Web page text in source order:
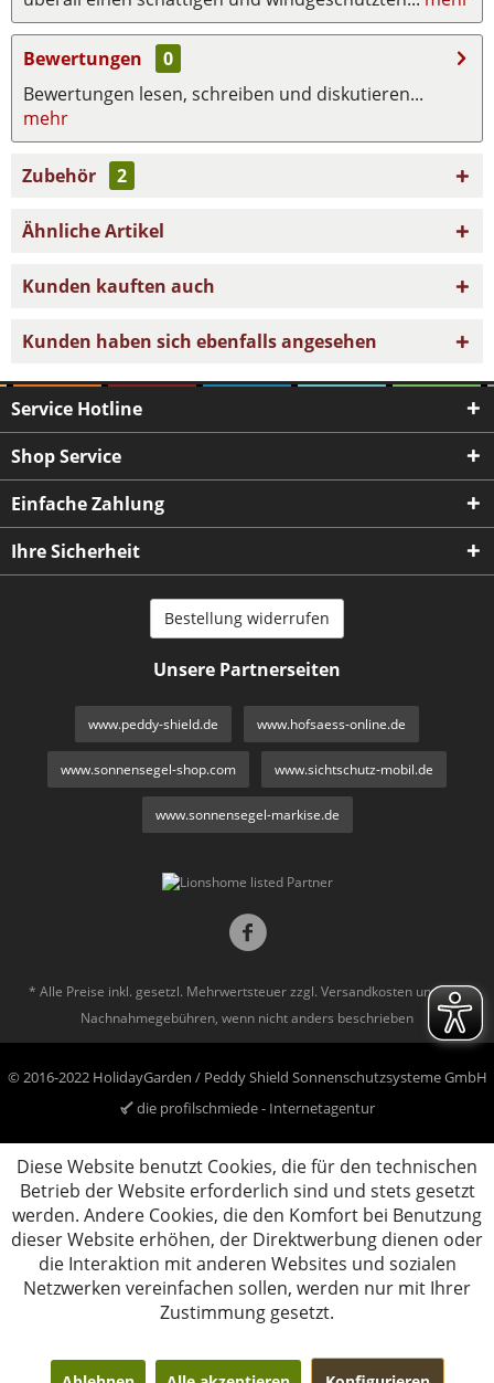
Bewertungen
0
Bewertungen lesen, schreiben und diskutieren...
mehr
Zubehör 2
Ähnliche Artikel
Kunden kauften auch
Kunden haben sich ebenfalls angesehen
Service Hotline
Shop Service
Einfache Zahlung
Ihre Sicherheit
Bestellung widerrufen
Unsere Partnerseiten
www.peddy-shield.de www.hofsaess-online.de
www.sonnensegel-shop.com www.sichtschutz-mobil.de
www.sonnensegel-markise.de
* Alle Preise inkl. gesetzl. Mehrwertsteuer zzgl. Versandkosten und ggf.
Nachnahmegebühren, wenn nicht anders beschrieben
© 2016-2022 HolidayGarden / Peddy Shield Sonnenschutzsysteme GmbH
die profilschmiede - Internetagentur
Diese Website benutzt Cookies, die für den technischen
Betrieb der Website erforderlich sind und stets gesetzt
werden. Andere Cookies, die den Komfort bei Benutzung
dieser Website erhöhen, der Direktwerbung dienen oder
die Interaktion mit anderen Websites und sozialen
Netzwerken vereinfachen sollen, werden nur mit Ihrer
Zustimmung gesetzt.